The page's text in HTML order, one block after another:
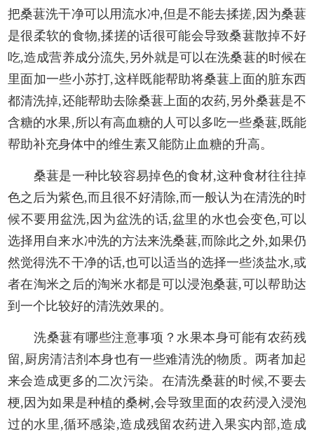
把桑葚洗干净可以用流水冲,但是不能去揉搓,因为桑葚
是很柔软的食物,揉搓的话很可能会导致桑葚散掉不好
吃,造成营养成分流失,另外就是可以在洗桑葚的时候在
里面加一些小苏打,这样既能帮助将桑葚上面的脏东西
都清洗掉,还能帮助去除桑葚上面的农药,另外桑葚是不
含糖的水果,所以有高血糖的人可以多吃一些桑葚,既能
帮助补充身体中的维生素又能防止血糖的升高。
桑葚是一种比较容易掉色的食材,这种食材往往掉
色之后为紫色,而且很不好清除,而一般认为在清洗的时
候不要用盆洗,因为盆洗的话,盆里的水也会变色,可以
选择用自来水冲洗的方法来洗桑葚,而除此之外,如果仍
然觉得洗不干净的话,也可以适当的选择一些淡盐水,或
者在淘米之后的淘米水都是可以浸泡桑葚,可以帮助达
到一个比较好的清洗效果的。
洗桑葚有哪些注意事项？水果本身可能有农药残
留,厨房清洁剂本身也有一些难清洗的物质。两者加起
来会造成更多的二次污染。在清洗桑葚的时候,不要去
梗,因为如果是种植的桑树,会导致里面的农药浸入浸泡
过的水里,循环感染,造成残留农药进入果实内部,造成